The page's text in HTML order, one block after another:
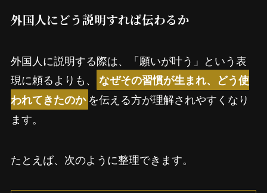
外国人にどう説明すれば伝わるか
外国人に説明する際は、「願いが叶う」という表
現に頼るよりも、
なぜその習慣が生まれ、どう使
われてきたのか を伝える方が理解されやすくなり
ます。
たとえば、次のように整理できます。